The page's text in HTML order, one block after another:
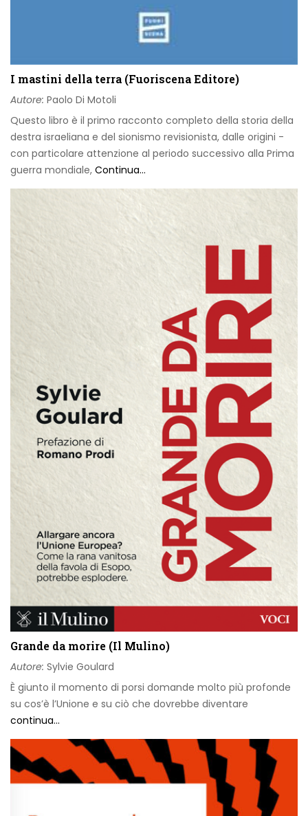
I mastini della terra (Fuoriscena Editore)
Autore: Paolo Di Motoli
Questo libro è il primo racconto completo della storia della
destra israeliana e del sionismo revisionista, dalle origini -
con particolare attenzione al periodo successivo alla Prima
guerra mondiale, Continua...
Grande da morire (Il Mulino)
Autore: Sylvie Goulard
È giunto il momento di porsi domande molto più profonde
su cos’è l’Unione e su ciò che dovrebbe diventare
continua...